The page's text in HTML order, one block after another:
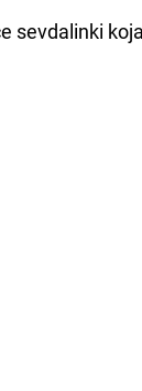
sevdalinki